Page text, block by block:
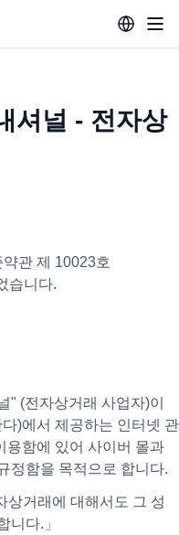
셔널 - 전자상
관 제 10023호
습니다.
" (전자상거래 사업자)이
)에서 제공하는 인터넷 관
용함에 있어 사이버 몰과
정함을 목적으로 합니다.
상거래에 대해서도 그 성
니다.」